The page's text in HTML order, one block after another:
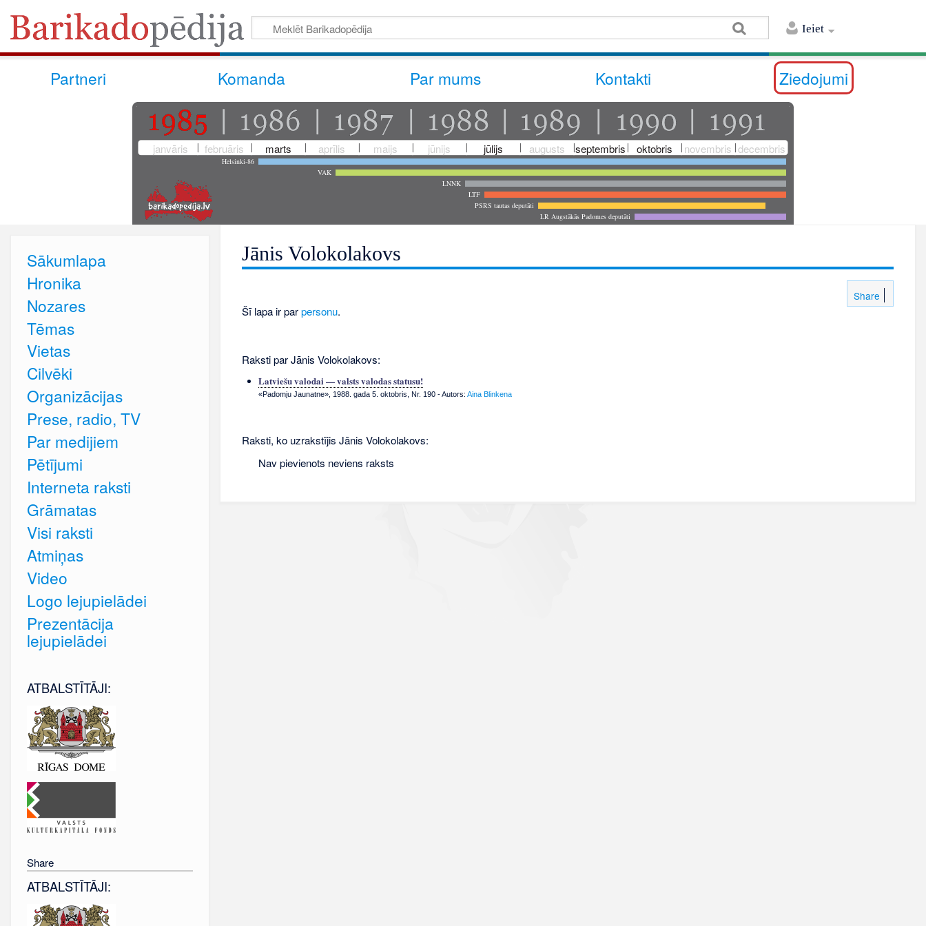
Ieiet
Partneri Komanda Par mums Kontakti Ziedojumi
janvāris februāris marts aprīlis maijs jūnijs jūlijs augusts septembris oktobris novembris decembris
Helsinki-86
VAK
LNNK
LTF
PSRS tautas deputāti
LR Augstākās Padomes deputāti
Jānis Volokolakovs
Share
Šī lapa ir parpersonu.
Raksti par Jānis Volokolakovs:
Latviešu valodai — valsts valodas statusu!
«Padomju Jaunatne», 1988. gada 5. oktobris, Nr. 190- Autors: Aina Blinkena
Raksti, ko uzrakstījis Jānis Volokolakovs:
Nav pievienots neviens raksts
Sākumlapa
Hronika
Nozares
Tēmas
Vietas
Cilvēki
Organizācijas
Prese, radio, TV
Par medijiem
Pētījumi
Interneta raksti
Grāmatas
Visi raksti
Atmiņas
Video
Logo lejupielādei
Prezentācija
lejupielādei
ATBALSTĪTĀJI:
Share
ATBALSTĪTĀJI: